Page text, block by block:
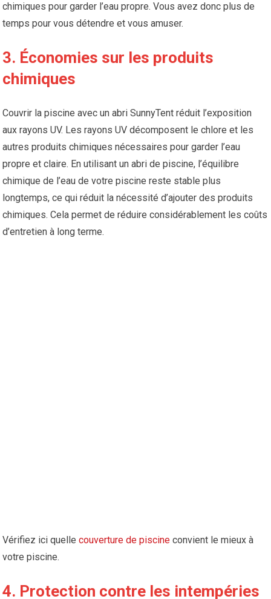
chimiques pour garder l’eau propre. Vous avez donc plus de
temps pour vous détendre et vous amuser.
3. Économies sur les produits
chimiques
Couvrir la piscine avec un abri SunnyTent réduit l’exposition
aux rayons UV. Les rayons UV décomposent le chlore et les
autres produits chimiques nécessaires pour garder l’eau
propre et claire. En utilisant un abri de piscine, l’équilibre
chimique de l’eau de votre piscine reste stable plus
longtemps, ce qui réduit la nécessité d’ajouter des produits
chimiques. Cela permet de réduire considérablement les coûts
d’entretien à long terme.
Vérifiez ici quellecouverture de piscine convient le mieux à
votre piscine.
4. Protection contre les intempéries